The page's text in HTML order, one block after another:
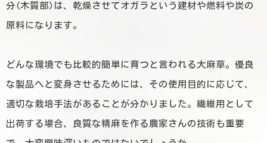
分(木質部)は、乾燥させてオガラという建材や燃料や炭の
原料になります。
どんな環境でも比較的簡単に育つと言われる大麻草。優良
な製品へと変身させるためには、その使用目的に応じて、
適切な栽培手法があることが分かりました。繊維用として
出荷する場合、良質な精麻を作る農家さんの技術も重要